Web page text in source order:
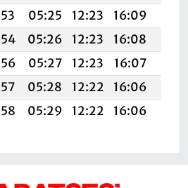
05:25 12:23 16:09
05:26 12:23 16:08
05:27 12:23 16:07
05:28 12:22 16:06
05:29 12:22 16:06